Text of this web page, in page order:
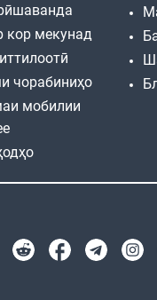
кор мекунад
чорабиниҳо
мобилии